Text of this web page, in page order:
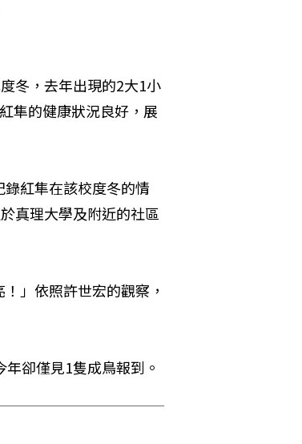
冬，去年出現的2大1小
隼的健康狀況良好，展
紅隼在該校度冬的情
真理大學及附近的社區
」依照許世宏的觀察，
卻僅見1隻成鳥報到。